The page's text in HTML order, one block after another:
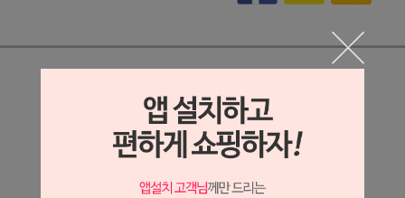
상세정보 새창 열기
상세 정보를 확대해 보실 수 있습니다.